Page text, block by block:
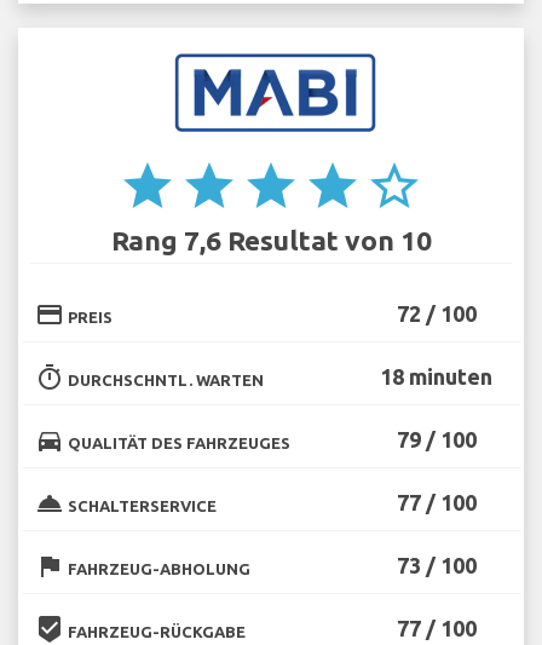
star star star star star_border
Rang 7,6 Resultat von 10
credit_card PREIS 72 / 100
timer DURCHSCHNTL. WARTEN 18 minuten
directions_car QUALITÄT DES FAHRZEUGES 79 / 100
room_service SCHALTERSERVICE 77 / 100
flag FAHRZEUG-ABHOLUNG 73 / 100
beenhere FAHRZEUG-RÜCKGABE 77 / 100